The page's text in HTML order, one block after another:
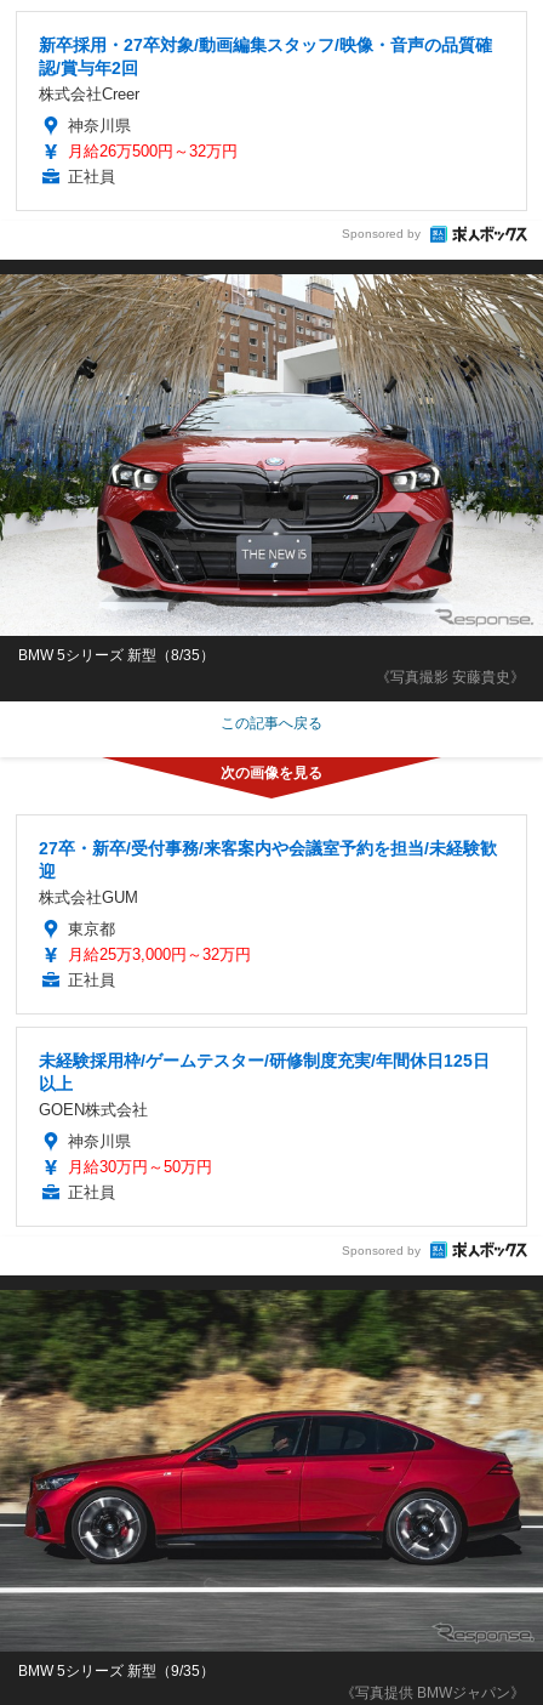
新卒採用・27卒対象/動画編集スタッフ/映像・音声の品質確
認/賞与年2回
株式会社Creer
神奈川県
月給26万500円～32万円
正社員
Sponsored by
《写真撮影 安藤貴史》
BMW 5シリーズ 新型（8/35）
この記事へ戻る
27卒・新卒/受付事務/来客案内や会議室予約を担当/未経験歓
迎
株式会社GUM
東京都
月給25万3,000円～32万円
正社員
未経験採用枠/ゲームテスター/研修制度充実/年間休日125日
以上
GOEN株式会社
神奈川県
月給30万円～50万円
正社員
Sponsored by
《写真提供 BMWジャパン》
BMW 5シリーズ 新型（9/35）